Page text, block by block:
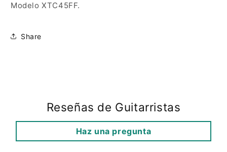
Modelo XTC45FF.
Share
Reseñas de Guitarristas
Haz una pregunta